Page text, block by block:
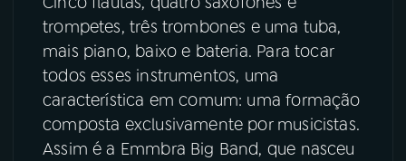
PRÊMIO RÁDIO MEC
ACOMPANHE A RÁDIO MEC
YouTube Facebook
trompetes, três trombones e uma tuba,
mais piano, baixo e bateria. Para tocar
todos esses instrumentos, uma
característica em comum: uma formação
composta exclusivamente por musicistas.
Assim é a Emmbra Big Band, que nasceu